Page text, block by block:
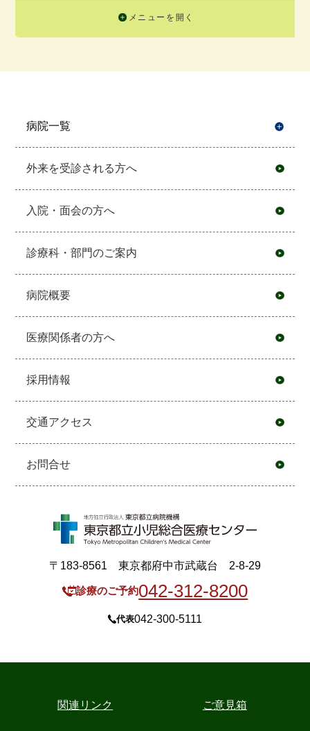
メニューを開く
病院一覧
外来を受診される方へ
入院・面会の方へ
診療科・部門のご案内
病院概要
医療関係者の方へ
採用情報
交通アクセス
お問合せ
〒183-8561 東京都府中市武蔵台 2-8-29
診療のご予約042-312-8200
代表042-300-5111
関連リンク ご意見箱